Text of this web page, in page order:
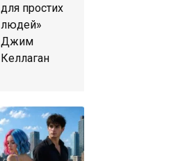
для простих
людей»
Джим
Келлаган